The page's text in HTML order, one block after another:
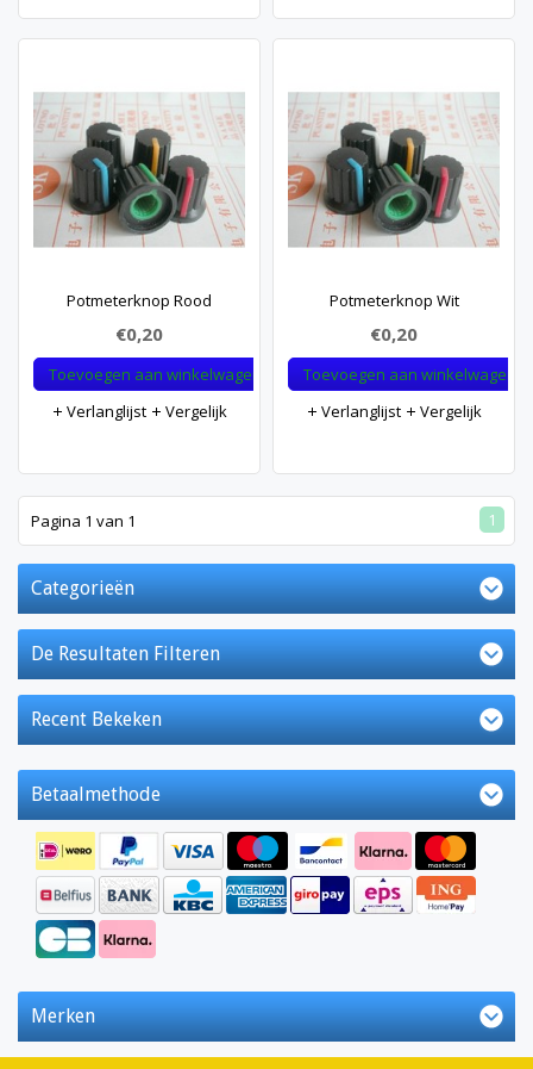
Potmeterknop Rood
€0,20
Toevoegen aan winkelwagen
Verlanglijst
Vergelijk
Potmeterknop Wit
€0,20
Toevoegen aan winkelwagen
Verlanglijst
Vergelijk
Pagina 1 van 1 1
Categorieën
De Resultaten Filteren
Recent Bekeken
Betaalmethode
Merken